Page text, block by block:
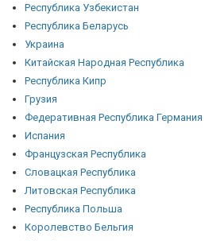
Республика Узбекистан
Республика Беларусь
Украина
Китайская Народная Республика
Республика Кипр
Грузия
Федеративная Республика Германия
Испания
Французская Республика
Словацкая Республика
Литовская Республика
Республика Польша
Королевство Бельгия